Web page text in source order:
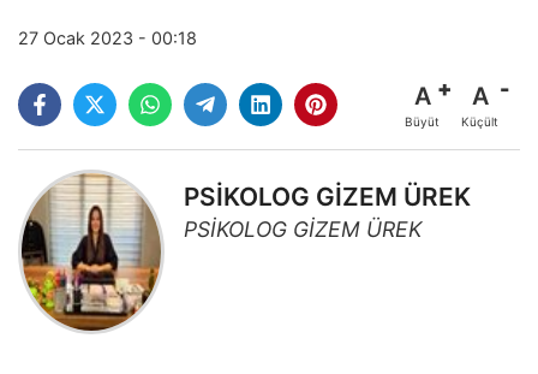
27 Ocak 2023 - 00:18
A
Büyüt
A
Küçült
PSİKOLOG GİZEM ÜREK
PSİKOLOG GİZEM ÜREK